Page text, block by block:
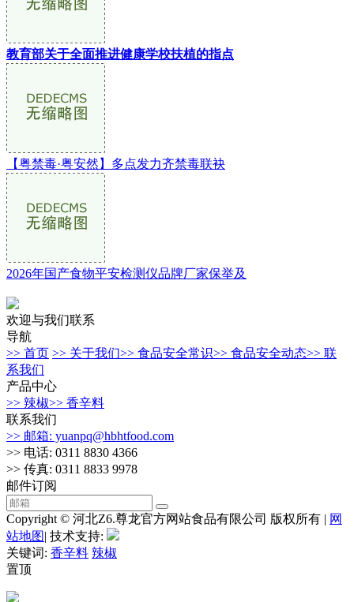
教育部关于全面推进健康学校扶植的指点
【粤禁毒·粤安然】多点发力齐禁毒联袂
2026年国产食物平安检测仪品牌厂家保举及
欢迎与我们联系
导航
>> 首页 >> 关于我们>> 食品安全常识>> 食品安全动态>> 联
系我们
产品中心
>> 辣椒>> 香辛料
联系我们
>> 邮箱: yuanpq@hbhtfood.com
>> 电话: 0311 8830 4366
>> 传真: 0311 8833 9978
邮件订阅
Copyright © 河北Z6.尊龙官方网站食品有限公司 版权所有 | 网
站地图| 技术支持:
关键词: 香辛料 辣椒
置顶